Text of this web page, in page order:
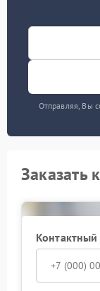
Отправляя, Вы
Заказать